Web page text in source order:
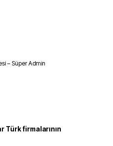
– Süper Admin
Türk firmalarının